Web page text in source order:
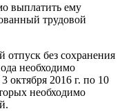
выплатить ему
трудовой
отпуск без сохранения
необходимо
октября 2016 г. по 10
необходимо